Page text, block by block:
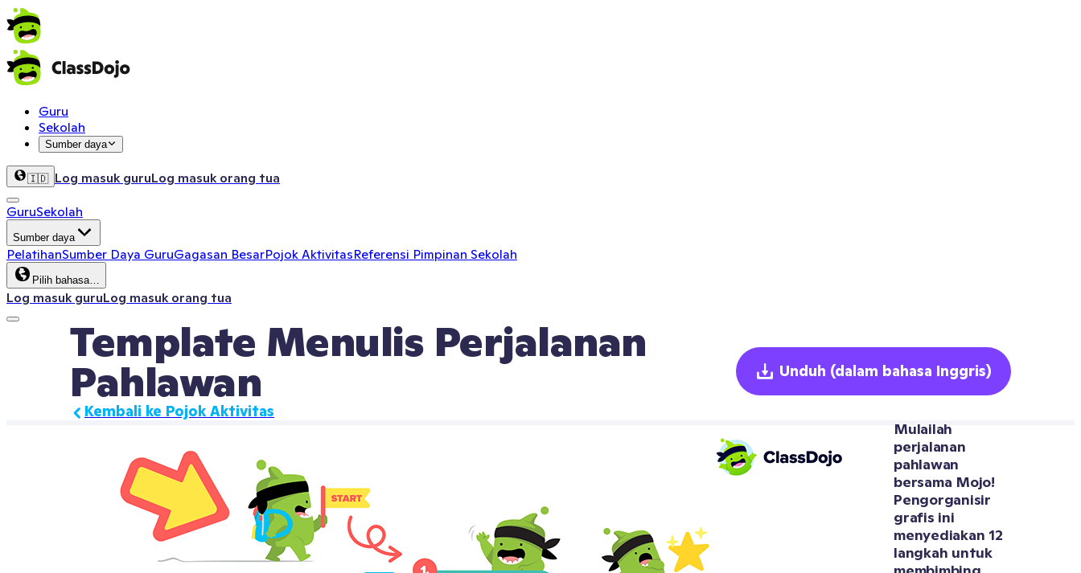
Guru
Sekolah
Sumber daya
🇮🇩 Log masuk guruLog masuk orang tua
GuruSekolah
Sumber daya
PelatihanSumber Daya GuruGagasan BesarPojok AktivitasReferensi Pimpinan Sekolah
Pilih bahasa…
Log masuk guruLog masuk orang tua
Template Menulis Perjalanan
Pahlawan
Kembali ke Pojok Aktivitas
Unduh (dalam bahasa Inggris)
Mulailah
perjalanan
pahlawan
bersama Mojo!
Pengorganisir
grafis ini
menyediakan 12
langkah untuk